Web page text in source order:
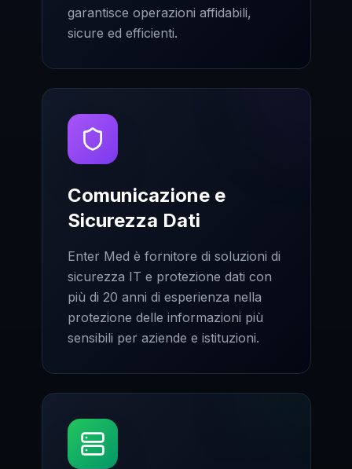
garantisce operazioni affidabili,
sicure ed efficienti.
Comunicazione e
Sicurezza Dati
Enter Med è fornitore di soluzioni di
sicurezza IT e protezione dati con
più di 20 anni di esperienza nella
protezione delle informazioni più
sensibili per aziende e istituzioni.